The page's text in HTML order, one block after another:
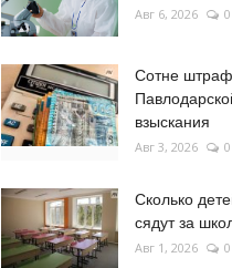
Авг 6, 2026 0
Сотне
взыскания
Авг 3, 2026 0
Сколько
сядут за
Авг 1, 2026 0